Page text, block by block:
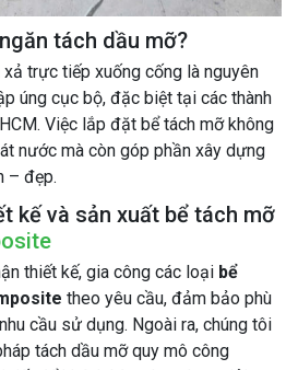
tách dầu mỡ?
trực tiếp xuống cống là nguyên
úng cục bộ, đặc biệt tại các thành
Việc lắp đặt bể tách mỡ không
nước mà còn góp phần xây dựng
– đẹp.
kế và sản xuất bể tách mỡ
thiết kế, gia công các loại bể
theo yêu cầu, đảm bảo phù
cầu sử dụng. Ngoài ra, chúng tôi
tách dầu mỡ quy mô công